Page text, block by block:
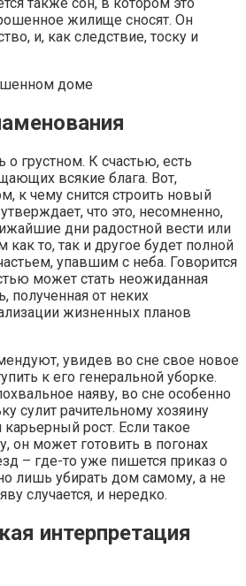
жилище сносят. Он
и, как следствие, тоску и
о грустном. К счастью, есть
всякие блага. Вот,
к чему снится строить новый
что это, несомненно,
дни радостной вести или
то, так и другое будет полной
упавшим с неба. Говорится
может стать неожиданная
полученная от неких
жизненных планов
увидев во сне свое новое
к его генеральной уборке.
наяву, во сне особенно
сулит рачительному хозяину
рост. Если такое
он может готовить в погонах
– где-то уже пишется приказ о
лишь убирать дом самому, а не
случается, и нередко.
интерпретация